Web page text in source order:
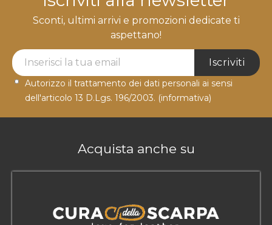
Sconti, ultimi arrivi e promozioni dedicate ti
aspettano!
Newsletter Label
Iscriviti
Autorizzo il trattamento dei dati personali ai sensi
dell'articolo 13 D.Lgs. 196/2003. (informativa)
Acquista anche su